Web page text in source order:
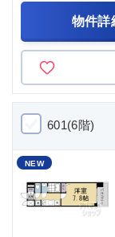
物件詳
601(6階)
NEW